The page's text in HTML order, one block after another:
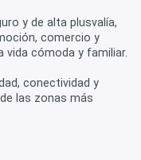
y de alta plusvalía,
comercio y
cómoda y familiar.
conectividad y
las zonas más